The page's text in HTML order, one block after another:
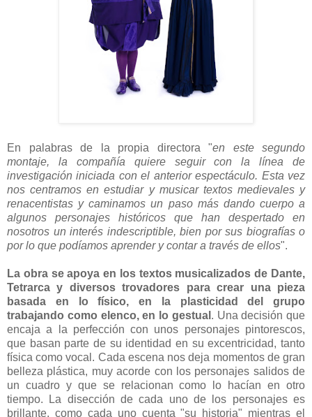
En palabras de la propia directora "en este segundo
montaje, la compañía quiere seguir con la línea de
investigación iniciada con el anterior espectáculo. Esta vez
nos centramos en estudiar y musicar textos medievales y
renacentistas y caminamos un paso más dando cuerpo a
algunos personajes históricos que han despertado en
nosotros un interés indescriptible, bien por sus biografías o
por lo que podíamos aprender y contar a través de ellos".
La obra se apoya en los textos musicalizados de Dante,
Tetrarca y diversos trovadores para crear una pieza
basada en lo físico, en la plasticidad del grupo
trabajando como elenco, en lo gestual . Una decisión que
encaja a la perfección con unos personajes pintorescos,
que basan parte de su identidad en su excentricidad, tanto
física como vocal. Cada escena nos deja momentos de gran
belleza plástica, muy acorde con los personajes salidos de
un cuadro y que se relacionan como lo hacían en otro
tiempo. La disección de cada uno de los personajes es
brillante, como cada uno cuenta "su historia" mientras el